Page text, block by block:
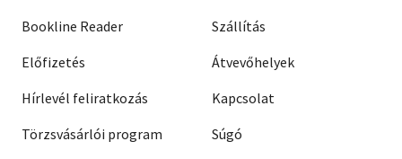
Bookline Reader
Előfizetés
Hírlevél feliratkozás
Törzsvásárlói program
Szállítás
Átvevőhelyek
Kapcsolat
Súgó